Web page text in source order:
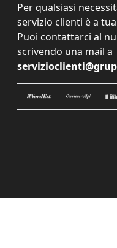
Per qualsiasi
servizio clienti è a
Puoi contattarci al
scrivendo una mail a